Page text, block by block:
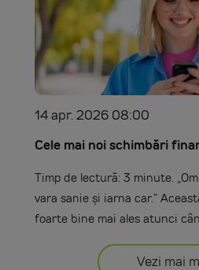
14 apr. 2026 08:00
Cele mai noi schimbări
Timp de lectură: 3 minute.
vara sanie și iarna car.”
foarte bine mai ales atunci
Vezi mai